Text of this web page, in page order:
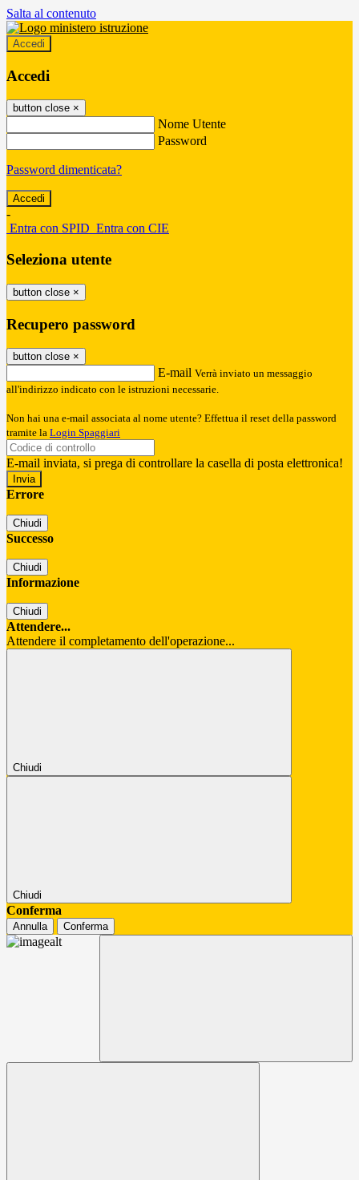
Salta al contenuto
Accedi
Accedi
button close ×
Nome Utente
Password
Password dimenticata?
-
Entra con SPID Entra con CIE
Seleziona utente
button close ×
Recupero password
button close ×
E-mail Verrà inviato un messaggio
all'indirizzo indicato con le istruzioni necessarie.
Non hai una e-mail associata al nome utente? Effettua il reset della password
tramite la Login Spaggiari
E-mail inviata, si prega di controllare la casella di posta elettronica!
Errore
Chiudi
Successo
Chiudi
Informazione
Chiudi
Attendere...
Attendere il completamento dell'operazione...
Chiudi
Chiudi
Conferma
Annulla Conferma